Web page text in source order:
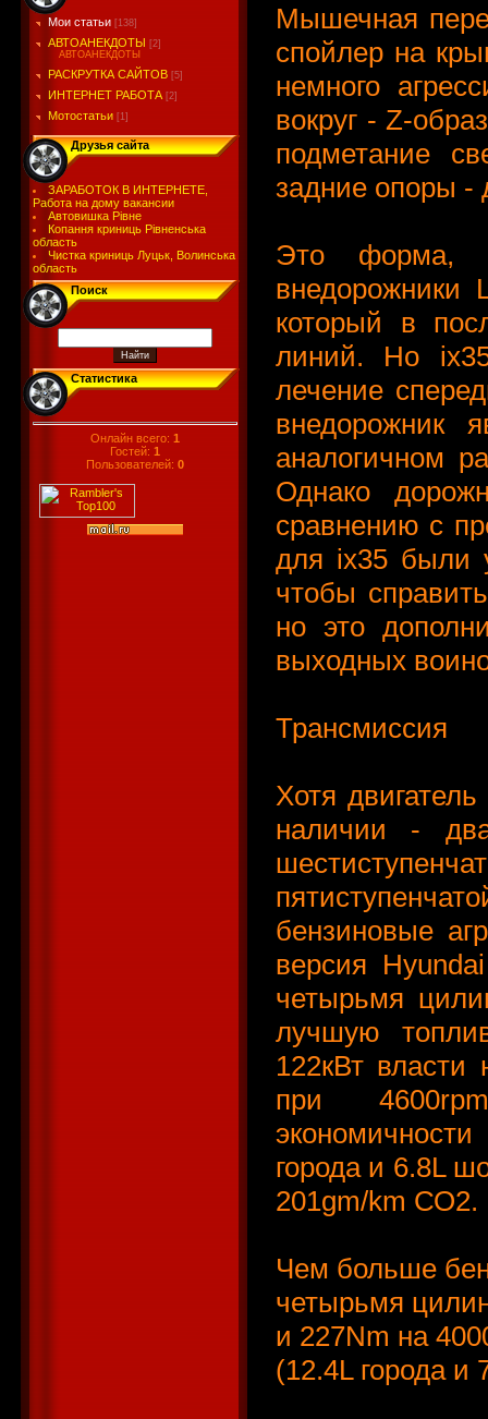
Мои статьи [138]
АВТОАНЕКДОТЫ [2]
АВТОАНЕКДОТЫ
РАСКРУТКА САЙТОВ [5]
ИНТЕРНЕТ РАБОТА [2]
Мотостатьи [1]
Друзья сайта
ЗАРАБОТОК В ИНТЕРНЕТЕ,
Работа на дому вакансии
Автовишка Рівне
Копання криниць Рівненська
область
Чистка криниць Луцьк, Волинська
область
Поиск
Статистика
Онлайн всего: 1
Гостей: 1
Пользователей: 0
Мышечная
спойлер на
немного
вокруг - Z-
подметание
задние опоры -
Это форма,
внедорожники
который в
линий. Но ix35
лечение
аналогичном
Однако
сравнению с
для ix35 были
чтобы
но это
выходных
Трансмиссия
Хотя
наличии -
бензиновые
версия
четырьмя
лучшую
122кВт
при
города и 6.8L
201gm/km СО2.
Чем больше
четырьмя
и 227Nm на
(12.4L города